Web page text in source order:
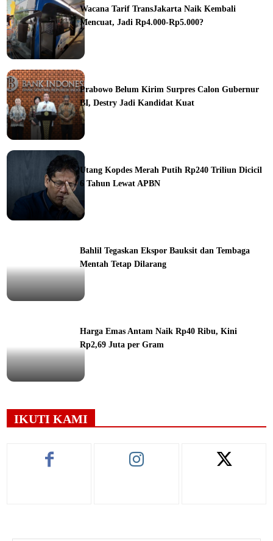
Wacana Tarif TransJakarta Naik Kembali
Mencuat, Jadi Rp4.000-Rp5.000?
Prabowo Belum Kirim Surpres Calon Gubernur
BI, Destry Jadi Kandidat Kuat
Utang Kopdes Merah Putih Rp240 Triliun Dicicil
6 Tahun Lewat APBN
Bahlil Tegaskan Ekspor Bauksit dan Tembaga
Mentah Tetap Dilarang
Harga Emas Antam Naik Rp40 Ribu, Kini
Rp2,69 Juta per Gram
IKUTI KAMI